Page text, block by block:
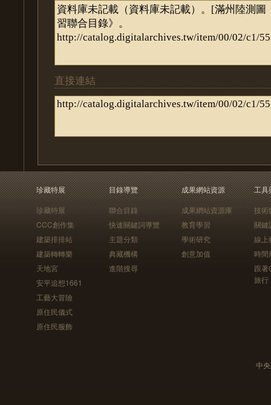
直接連結
珍藏特展
珍藏特展
CCC創作集
建築排排站
建築轉轉樂
天地宮
安平追想1661
工藝大冒險
原住民儀式
原住民服飾
目錄導覽
聯合目錄
快速關鍵詞導覽
主題分類
典藏機構
進階搜尋
成果網站資源
成果網站資源庫
教育學習
學術研究
創意加值
工具
技術
關鍵
線上
時間
跟
旅行
中